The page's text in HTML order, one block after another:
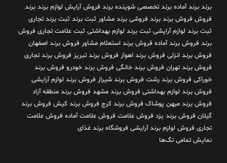
برند برند آماده برند تخصصی شوینده برند فروش آرایش لوازم برند برند
فروش فروش برند برند فروشی برند مشاور ثبت برند ثبت برند تجاری
ثبت برند لوازم آرایشی ثبت برند لوازم بهداشتی ثبت علامت تجاری فروش
برند فروش برند آماده فروش برند استعلام مشاور فروش برند اصفهان
فروش برند انزلی فروش برند اهواز فروش برند تبریز فروش برند تجاری
فروش برند تهران فروش برند خانگی فروش برند خودرو فروش برند
خوراکی فروش برند رشت فروش برند شیراز فروش برند لوازم آرایشی
فروش برند لوازم بهداشتی فروش برند مشهد فروش برند منطقه آزاد
فروش برند میهن پوشاک فروش برند کرج فروش برند کیش فروش برند
گیلان فروش برند یزد فروش علامت فروش علامت آماده فروش علامت
تجاری فروش لوازم برند آرایشی فروشگاه برند غذای
نمایش تمامی تگ‌ها